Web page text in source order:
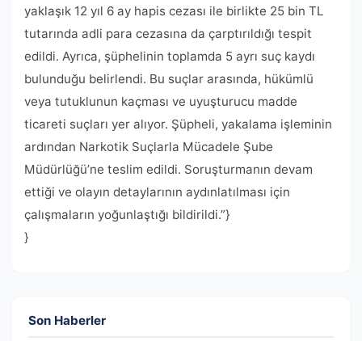
yaklaşık 12 yıl 6 ay hapis cezası ile birlikte 25 bin TL
tutarında adli para cezasına da çarptırıldığı tespit
edildi. Ayrıca, şüphelinin toplamda 5 ayrı suç kaydı
bulunduğu belirlendi. Bu suçlar arasında, hükümlü
veya tutuklunun kaçması ve uyuşturucu madde
ticareti suçları yer alıyor. Şüpheli, yakalama işleminin
ardından Narkotik Suçlarla Mücadele Şube
Müdürlüğü’ne teslim edildi. Soruşturmanın devam
ettiği ve olayın detaylarının aydınlatılması için
çalışmaların yoğunlaştığı bildirildi.”}
}
Son Haberler